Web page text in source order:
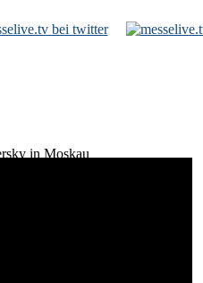
in Moskau